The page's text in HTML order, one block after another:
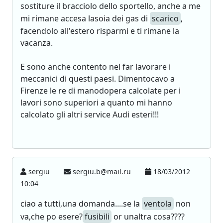
sostiture il bracciolo dello sportello, anche a me
mi rimane accesa lasoia dei gas di scarico ,
facendolo all'estero risparmi e ti rimane la
vacanza.
E sono anche contento nel far lavorare i
meccanici di questi paesi. Dimentocavo a
Firenze le re di manodopera calcolate per i
lavori sono superiori a quanto mi hanno
calcolato gli altri service Audi esteri!!!
sergiu sergiu.b@mail.ru
18/03/2012
10:04
ciao a tutti,una domanda....se la ventola non
va,che po esere?fusibili or unaltra cosa????